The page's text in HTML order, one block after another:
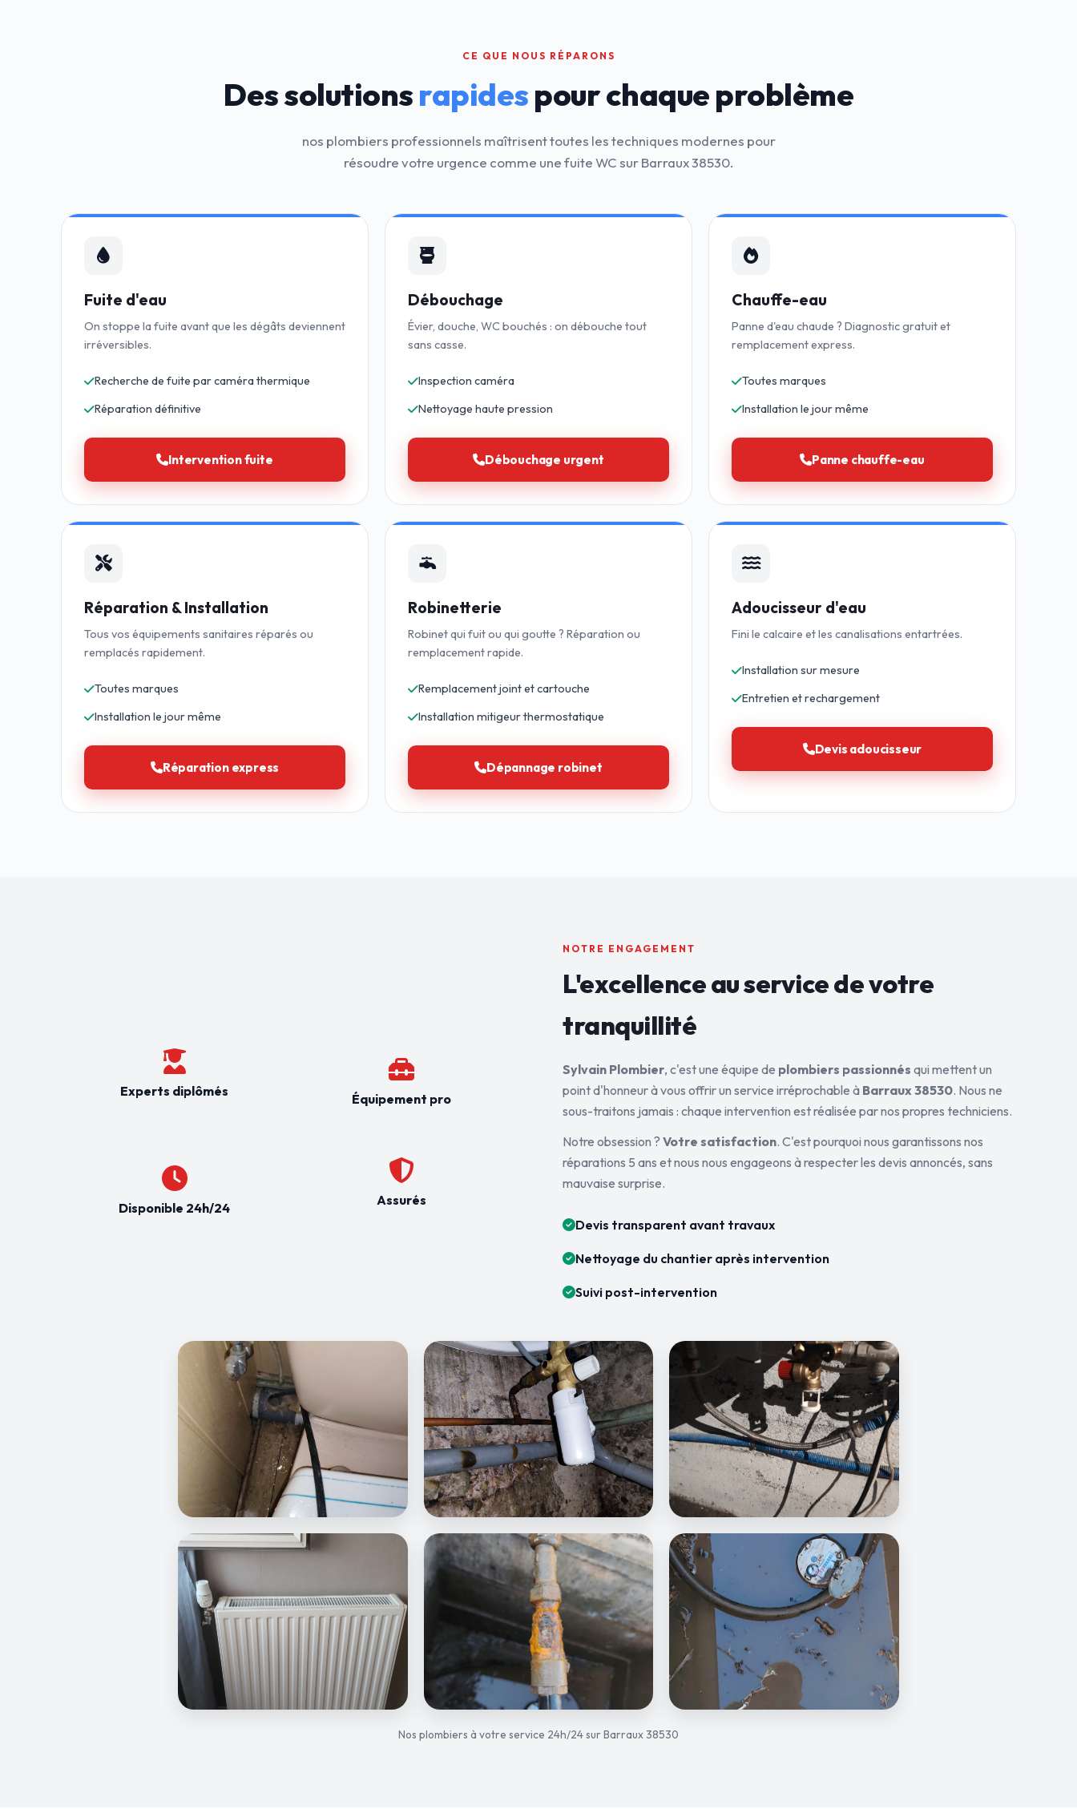
CE QUE NOUS RÉPARONS
Des solutionsrapidespour chaque problème
nos plombiers professionnels maîtrisent toutes les techniques modernes pour
résoudre votre urgence comme une fuite WC sur Barraux 38530.
Fuite d'eau
On stoppe la fuite avant que les dégâts deviennent
irréversibles.
Recherche de fuite par caméra thermique
Réparation définitive
Intervention fuite
Débouchage
Évier, douche, WC bouchés : on débouche tout
sans casse.
Inspection caméra
Nettoyage haute pression
Débouchage urgent
Chauffe-eau
Panne d'eau chaude ? Diagnostic gratuit et
remplacement express.
Toutes marques
Installation le jour même
Panne chauffe-eau
Réparation & Installation
Tous vos équipements sanitaires réparés ou
remplacés rapidement.
Toutes marques
Installation le jour même
Réparation express
Robinetterie
Robinet qui fuit ou qui goutte ? Réparation ou
remplacement rapide.
Remplacement joint et cartouche
Installation mitigeur thermostatique
Dépannage robinet
Adoucisseur d'eau
Fini le calcaire et les canalisations entartrées.
Installation sur mesure
Entretien et rechargement
Devis adoucisseur
Experts diplômés
Disponible 24h/24
Équipement pro
Assurés
NOTRE ENGAGEMENT
L'excellence au service devotre
tranquillité
Sylvain Plombier, c'est une équipe de plombiers passionnés qui mettent un
point d'honneur à vous offrir un service irréprochable à Barraux 38530. Nous ne
sous-traitons jamais : chaque intervention est réalisée par nos propres techniciens.
Notre obsession ? Votre satisfaction. C'est pourquoi nous garantissons nos
réparations 5 ans et nous nous engageons à respecter les devis annoncés, sans
mauvaise surprise.
Devis transparent avant travaux
Nettoyage du chantier après intervention
Suivi post-intervention
Nos plombiers à votre service 24h/24 sur Barraux 38530